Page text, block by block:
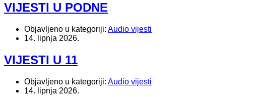
VIJESTI U PODNE
Objavljeno u kategoriji: Audio vijesti
14. lipnja 2026.
VIJESTI U 11
Objavljeno u kategoriji: Audio vijesti
14. lipnja 2026.